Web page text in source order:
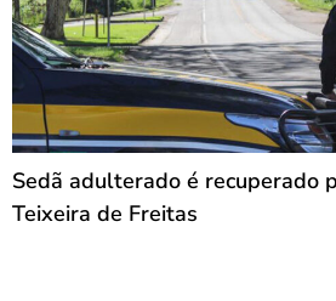
Sedã adulterado é recuperado
Teixeira de Freitas